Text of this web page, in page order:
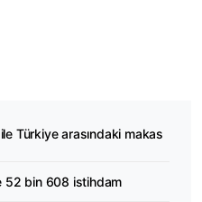
Türkiye arasındaki makas
52 bin 608 istihdam